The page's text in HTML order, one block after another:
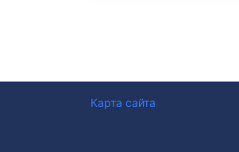
Карта сайта